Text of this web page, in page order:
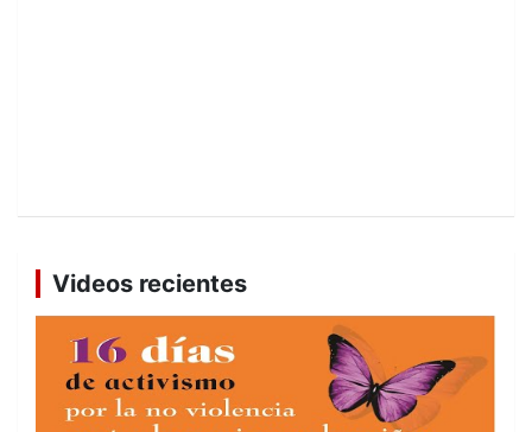
Videos recientes